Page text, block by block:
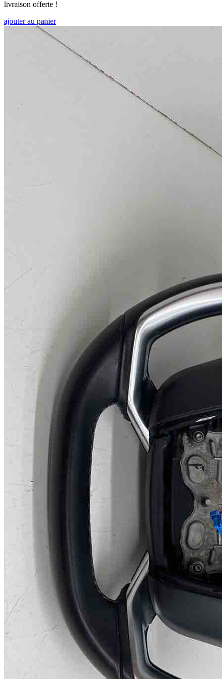
livraison offerte !
ajouter au panier